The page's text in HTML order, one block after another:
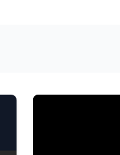
Être triste après